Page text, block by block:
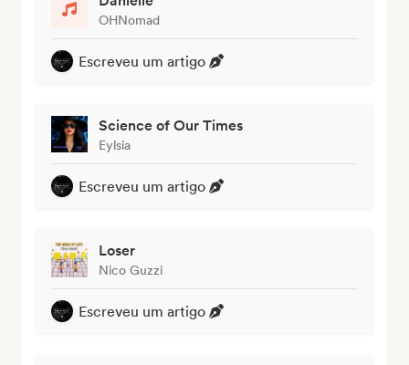
OHNomad
Escreveu um artigo
Science of Our Times
Eylsia
Escreveu um artigo
Loser
Nico Guzzi
Escreveu um artigo